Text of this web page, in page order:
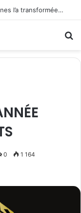
IA au cinéma : en interdisant l’IA, Cannes l’a transformée en label de luxe
0 1 164